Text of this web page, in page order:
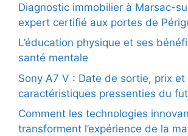
Diagnostic immobilier à Marsac-
expert certifié aux portes de
L’éducation physique et ses
santé mentale
Sony A7 V : Date de sortie, prix et
caractéristiques pressenties du
Comment les technologies
transforment l’expérience de la